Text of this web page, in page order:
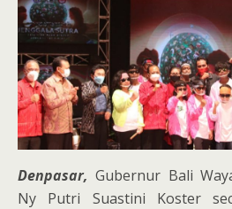
Denpasar,Gubernur Bali
Ny Putri Suastini Koster